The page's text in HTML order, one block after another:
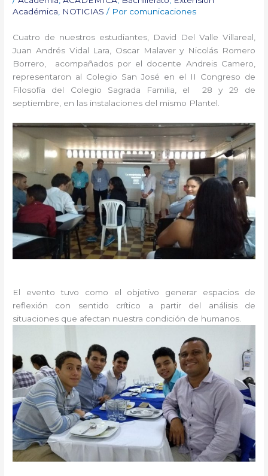
Académica
NOTICIAS / Por comunicaciones
Cuatro de nuestros estudiantes, David Del Valle Villareal,
Juan Andrés Vidal Lara, Oscar Malaver y Nicolás Romero
Borrero, acompañados por el docente Andreis Camero,
representaron al Colegio San José en el II Congreso de
Filosofía del Colegio Sagrada Familia, el 28 y 29 de
septiembre, en las instalaciones del mismo Plantel.
El evento tuvo como el objetivo generar espacios de
reflexión con sentido crítico a partir del análisis de
situaciones que afectan nuestra condición de humanos.